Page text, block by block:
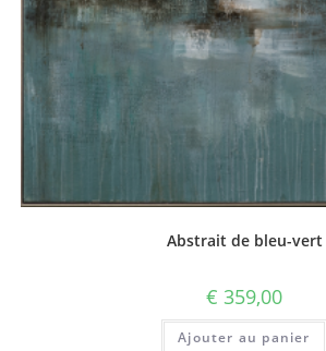
Abstrait de bleu-vert
€ 359,00
Ajouter au panier